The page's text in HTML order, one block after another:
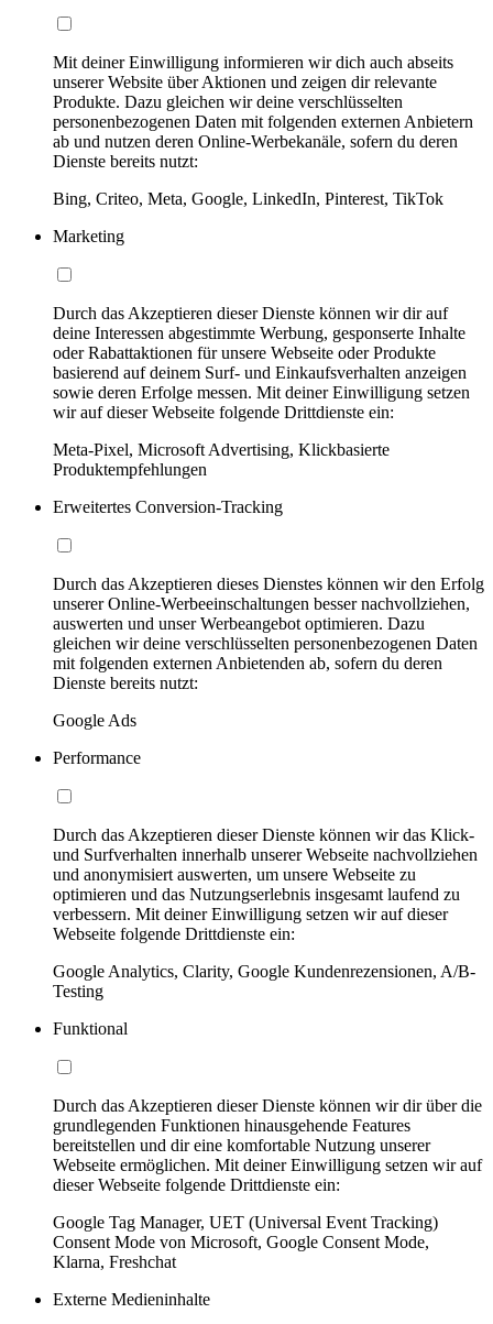
Mit deiner Einwilligung informieren wir dich auch abseits
unserer Website über Aktionen und zeigen dir relevante
Produkte. Dazu gleichen wir deine verschlüsselten
personenbezogenen Daten mit folgenden externen Anbietern
ab und nutzen deren Online-Werbekanäle, sofern du deren
Dienste bereits nutzt:
Bing, Criteo, Meta, Google, LinkedIn, Pinterest, TikTok
Marketing
Durch das Akzeptieren dieser Dienste können wir dir auf
deine Interessen abgestimmte Werbung, gesponserte Inhalte
oder Rabattaktionen für unsere Webseite oder Produkte
basierend auf deinem Surf- und Einkaufsverhalten anzeigen
sowie deren Erfolge messen. Mit deiner Einwilligung setzen
wir auf dieser Webseite folgende Drittdienste ein:
Meta-Pixel, Microsoft Advertising, Klickbasierte
Produktempfehlungen
Erweitertes Conversion-Tracking
Durch das Akzeptieren dieses Dienstes können wir den Erfolg
unserer Online-Werbeeinschaltungen besser nachvollziehen,
auswerten und unser Werbeangebot optimieren. Dazu
gleichen wir deine verschlüsselten personenbezogenen Daten
mit folgenden externen Anbietenden ab, sofern du deren
Dienste bereits nutzt:
Google Ads
Performance
Durch das Akzeptieren dieser Dienste können wir das Klick-
und Surfverhalten innerhalb unserer Webseite nachvollziehen
und anonymisiert auswerten, um unsere Webseite zu
optimieren und das Nutzungserlebnis insgesamt laufend zu
verbessern. Mit deiner Einwilligung setzen wir auf dieser
Webseite folgende Drittdienste ein:
Google Analytics, Clarity, Google Kundenrezensionen, A/B-
Testing
Funktional
Durch das Akzeptieren dieser Dienste können wir dir über die
grundlegenden Funktionen hinausgehende Features
bereitstellen und dir eine komfortable Nutzung unserer
Webseite ermöglichen. Mit deiner Einwilligung setzen wir auf
dieser Webseite folgende Drittdienste ein:
Google Tag Manager, UET (Universal Event Tracking)
Consent Mode von Microsoft, Google Consent Mode,
Klarna, Freshchat
Externe Medieninhalte